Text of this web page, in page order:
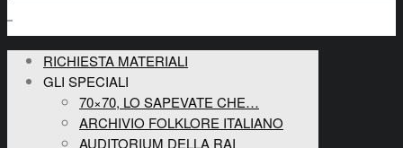
RICHIESTA MATERIALI
GLI SPECIALI
70×70, LO SAPEVATE CHE…
ARCHIVIO FOLKLORE ITALIANO
AUDITORIUM DELLA RAI